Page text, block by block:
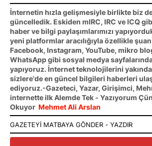
İnternetin hızla gelişmesiyle birlikte biz
güncelledik. Eskiden mIRC, IRC ve ICQ
haber ve bilgi paylaşımlarımızı
yeni platformlar aracılığıyla özellikle
Facebook, Instagram, YouTube, mikro
WhatsApp gibi sosyal medya sayfalarında
yapıyoruz. İnternet teknolojilerini
sizlere'de en güncel bilgileri haberleri
ediyoruz.-Gazeteci, Yazar, Girişimci,
internette ilk Alemde Tek - Yazıyorum
Okuyor Mehmet Ali Arslan